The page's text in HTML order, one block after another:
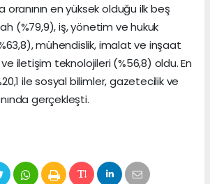
oranının en yüksek olduğu ilk beş
(%79,9), iş, yönetim ve hukuk
mühendislik, imalat ve inşaat
iletişim teknolojileri (%56,8) oldu. En
ile sosyal bilimler, gazetecilik ve
gerçekleşti.